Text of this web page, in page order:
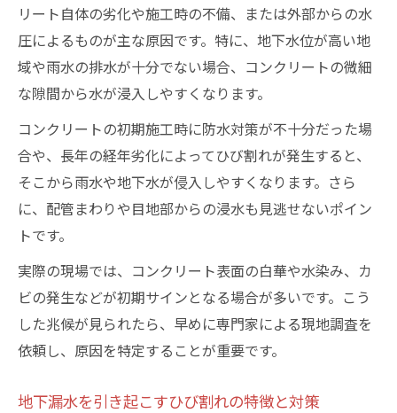
リート自体の劣化や施工時の不備、または外部からの水
圧によるものが主な原因です。特に、地下水位が高い地
域や雨水の排水が十分でない場合、コンクリートの微細
な隙間から水が浸入しやすくなります。
コンクリートの初期施工時に防水対策が不十分だった場
合や、長年の経年劣化によってひび割れが発生すると、
そこから雨水や地下水が侵入しやすくなります。さら
に、配管まわりや目地部からの浸水も見逃せないポイン
トです。
実際の現場では、コンクリート表面の白華や水染み、カ
ビの発生などが初期サインとなる場合が多いです。こう
した兆候が見られたら、早めに専門家による現地調査を
依頼し、原因を特定することが重要です。
地下漏水を引き起こすひび割れの特徴と対策